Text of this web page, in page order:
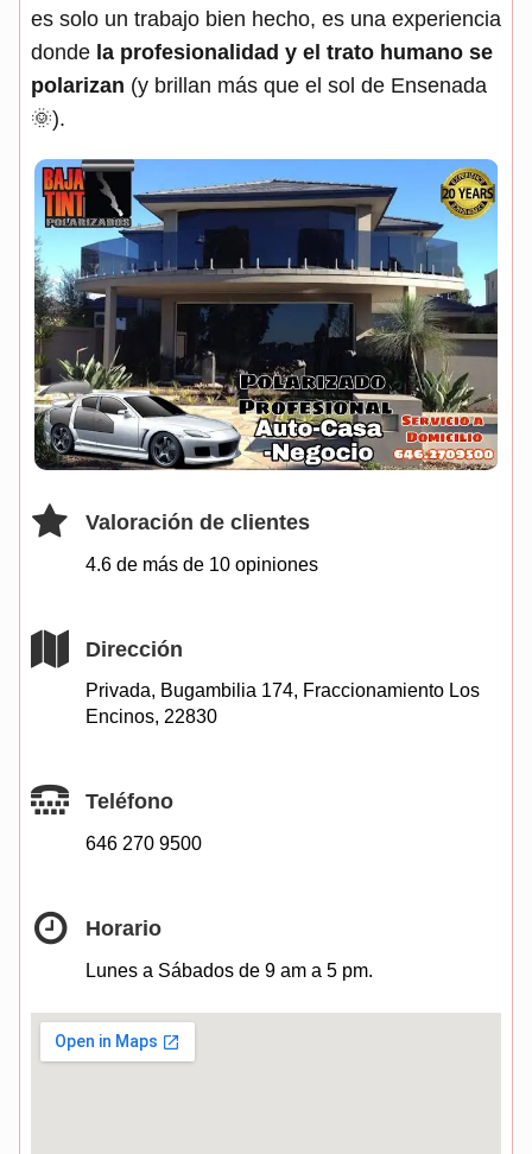
es solo un trabajo bien hecho, es una experiencia
donde la profesionalidad y el trato humano se
polarizan (y brillan más que el sol de Ensenada
🌞).
Valoración de clientes
4.6 de más de 10 opiniones
Dirección
Privada, Bugambilia 174, Fraccionamiento Los
Encinos, 22830
Teléfono
646 270 9500
Horario
Lunes a Sábados de 9 am a 5 pm.